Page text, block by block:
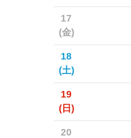
17
(金)
18
(土)
19
(日)
20